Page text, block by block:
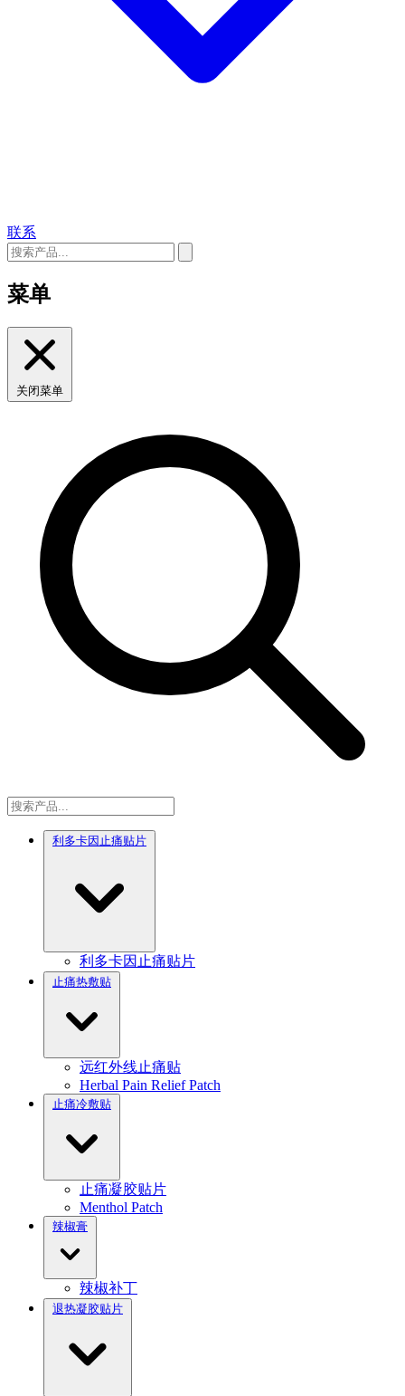
联系
菜单
关闭菜单
利多卡因止痛贴片
利多卡因止痛贴片
止痛热敷贴
远红外线止痛贴
Herbal Pain Relief Patch
止痛冷敷贴
止痛凝胶贴片
Menthol Patch
辣椒膏
辣椒补丁
退热凝胶贴片